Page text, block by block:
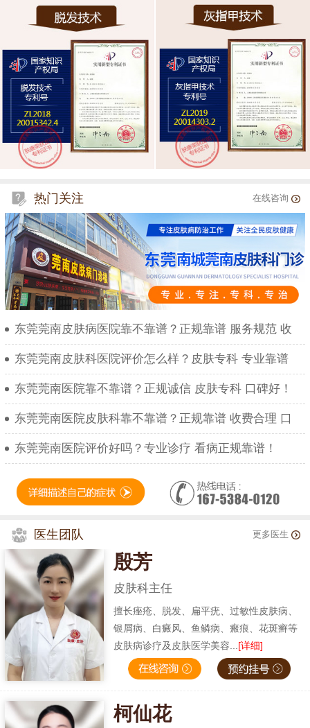
热门关注 在线咨询
东莞莞南皮肤病医院靠不靠谱？正规靠谱 服务规范 收
东莞莞南皮肤科医院评价怎么样？皮肤专科 专业靠谱
东莞莞南医院靠不靠谱？正规诚信 皮肤专科 口碑好！
东莞莞南医院皮肤科靠不靠谱？正规靠谱 收费合理 口
东莞莞南医院评价好吗？专业诊疗 看病正规靠谱！
医生团队 更多医生
殷芳
皮肤科主任
擅长痤疮、脱发、扁平疣、过敏性皮肤病、
银屑病、白癜风、鱼鳞病、瘢痕、花斑癣等
皮肤病诊疗及皮肤医学美容... [详细]
柯仙花